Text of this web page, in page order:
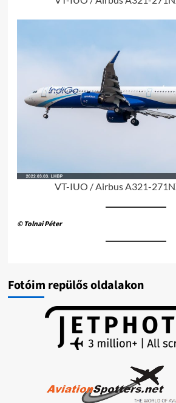
VT-IUO / Airbus A321-
© Tolnai Péter
Fotóim repülős oldalakon